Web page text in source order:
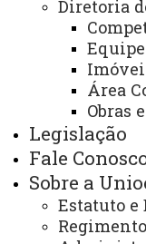
Diretoria
Área
Obras
Legislação
Fale
Sobre a
Estatuto e
Regimento
Relatório de
Relatório de
Relatório de
Relatório de